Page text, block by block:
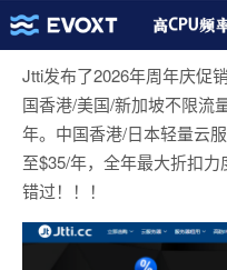
Jtti发布了2026年周年庆促
国香港/美国/新加坡不限流
年。中国香港/日本轻量云
至$35/年，全年最大折扣
错过！！！